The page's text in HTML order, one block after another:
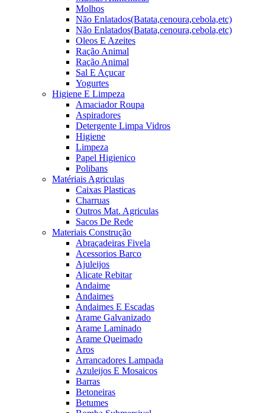
Molhos
Não Enlatados(Batata,cenoura,cebola,etc)
Não Enlatados(Batata,cenoura,cebola,etc)
Oleos E Azeites
Ração Animal
Ração Animal
Sal E Açucar
Yogurtes
Higiene E Limpeza
Amaciador Roupa
Aspiradores
Detergente Limpa Vidros
Higiene
Limpeza
Papel Higienico
Polibans
Matériais Agriculas
Caixas Plasticas
Charruas
Outros Mat. Agriculas
Sacos De Rede
Materiais Construção
Abraçadeiras Fivela
Acessorios Barco
Ajuleijos
Alicate Rebitar
Andaime
Andaimes
Andaimes E Escadas
Arame Galvanizado
Arame Laminado
Arame Queimado
Aros
Arrancadores Lampada
Azuleijos E Mosaicos
Barras
Betoneiras
Betumes